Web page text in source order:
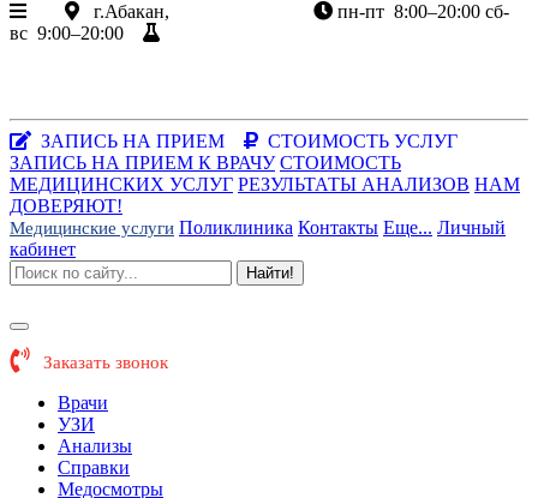
г.Абакан,
пн-пт 8:00–20:00 сб-
вс 9:00–20:00
ЗАПИСЬ НА ПРИЕМ
СТОИМОСТЬ УСЛУГ
ЗАПИСЬ НА ПРИЕМ К ВРАЧУ СТОИМОСТЬ
МЕДИЦИНСКИХ УСЛУГ РЕЗУЛЬТАТЫ АНАЛИЗОВ НАМ
ДОВЕРЯЮТ!
Медицинские услуги Поликлиника Контакты Еще... Личный
кабинет
Найти!
Заказать звонок
Врачи
УЗИ
Анализы
Справки
Медосмотры